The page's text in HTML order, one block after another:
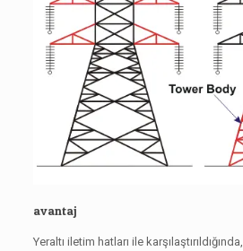
avantaj
Yeraltı iletim hatları ile karşılaştırıldığında,